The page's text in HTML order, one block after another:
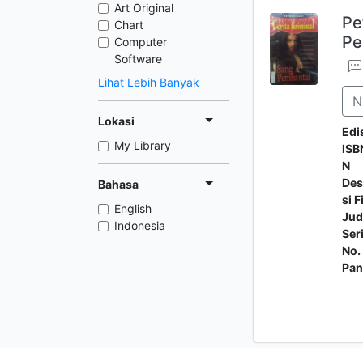
Art Original
Chart
Computer
Software
Lihat Lebih Banyak
Lokasi
My Library
Bahasa
English
Indonesia
N
si
No.